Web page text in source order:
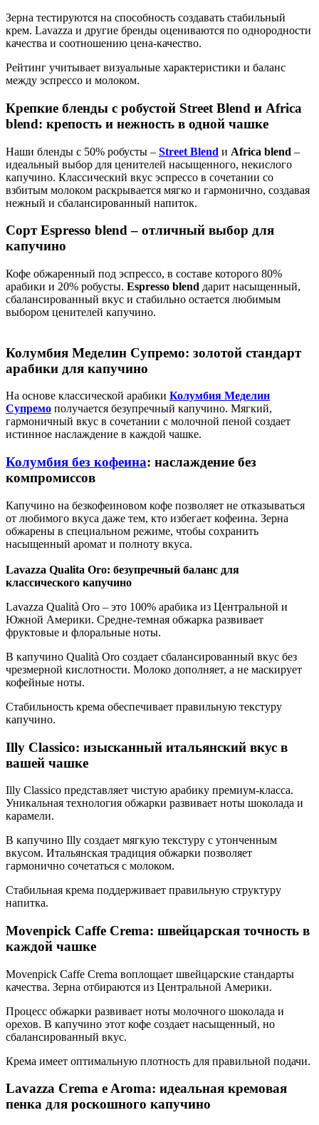
Зерна тестируются на способность создавать стабильный
крем. Lavazza и другие бренды оцениваются по однородности
качества и соотношению цена-качество.
Рейтинг учитывает визуальные характеристики и баланс
между эспрессо и молоком.
Крепкие бленды с робустой Street Blend и Africa
blend: крепость и нежность в одной чашке
Наши бленды с 50% робусты – Street Blend и Africa blend –
идеальный выбор для ценителей насыщенного, некислого
капучино. Классический вкус эспрессо в сочетании со
взбитым молоком раскрывается мягко и гармонично, создавая
нежный и сбалансированный напиток.
Сорт Espresso blend – отличный выбор для
капучино
Кофе обжаренный под эспрессо, в составе которого 80%
арабики и 20% робусты. Espresso blend дарит насыщенный,
сбалансированный вкус и стабильно остается любимым
выбором ценителей капучино.
Колумбия Меделин Супремо: золотой стандарт
арабики для капучино
На основе классической арабики Колумбия Меделин
Супремо получается безупречный капучино. Мягкий,
гармоничный вкус в сочетании с молочной пеной создает
истинное наслаждение в каждой чашке.
Колумбия без кофеина: наслаждение без
компромиссов
Капучино на безкофеиновом кофе позволяет не отказываться
от любимого вкуса даже тем, кто избегает кофеина. Зерна
обжарены в специальном режиме, чтобы сохранить
насыщенный аромат и полноту вкуса.
Lavazza Qualita Oro: безупречный баланс для
классического капучино
Lavazza Qualità Oro – это 100% арабика из Центральной и
Южной Америки. Средне-темная обжарка развивает
фруктовые и флоральные ноты.
В капучино Qualità Oro создает сбалансированный вкус без
чрезмерной кислотности. Молоко дополняет, а не маскирует
кофейные ноты.
Стабильность крема обеспечивает правильную текстуру
капучино.
Illy Classico: изысканный итальянский вкус в
вашей чашке
Illy Classico представляет чистую арабику премиум-класса.
Уникальная технология обжарки развивает ноты шоколада и
карамели.
В капучино Illy создает мягкую текстуру с утонченным
вкусом. Итальянская традиция обжарки позволяет
гармонично сочетаться с молоком.
Стабильная крема поддерживает правильную структуру
напитка.
Movenpick Caffe Crema: швейцарская точность в
каждой чашке
Movenpick Caffe Crema воплощает швейцарские стандарты
качества. Зерна отбираются из Центральной Америки.
Процесс обжарки развивает ноты молочного шоколада и
орехов. В капучино этот кофе создает насыщенный, но
сбалансированный вкус.
Крема имеет оптимальную плотность для правильной подачи.
Lavazza Crema e Aroma: идеальная кремовая
пенка для роскошного капучино